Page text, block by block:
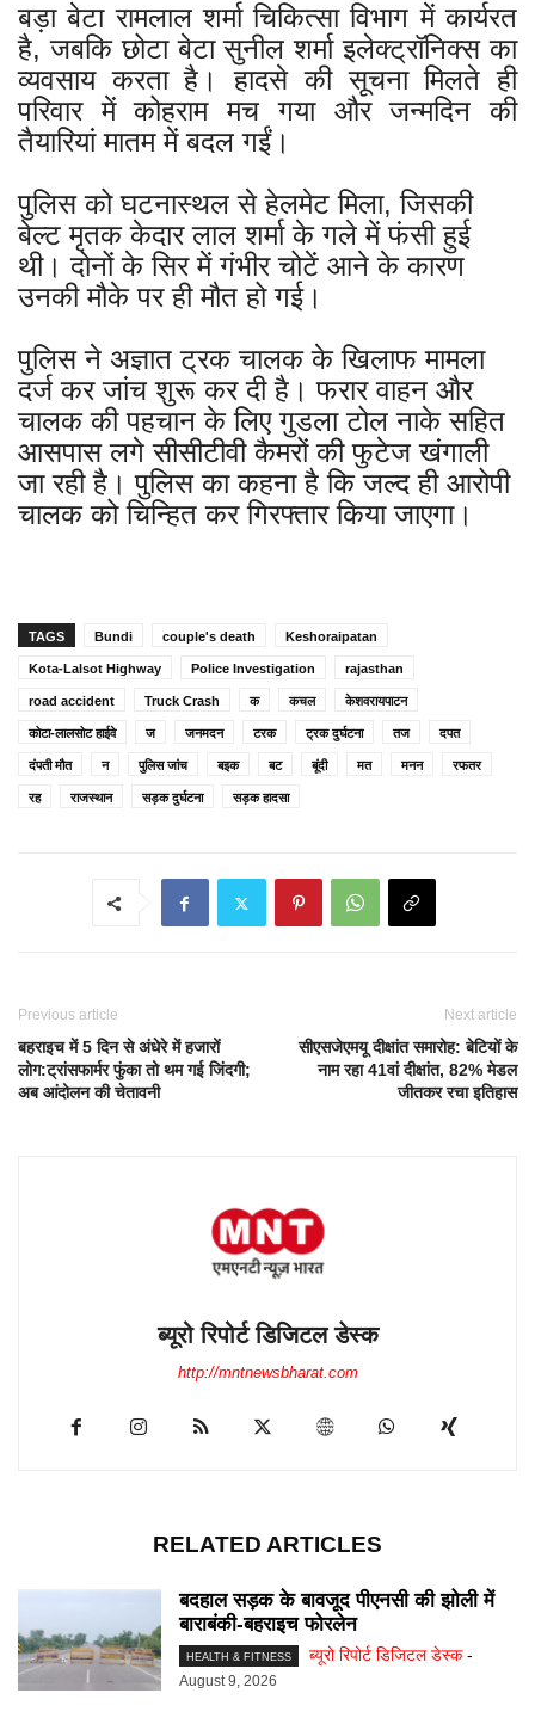
बड़ा बेटा रामलाल शर्मा चिकित्सा विभाग में कार्यरत
है, जबकि छोटा बेटा सुनील शर्मा इलेक्ट्रॉनिक्स का
व्यवसाय करता है। हादसे की सूचना मिलते ही
परिवार में कोहराम मच गया और जन्मदिन की
तैयारियां मातम में बदल गईं।
पुलिस को घटनास्थल से हेलमेट मिला, जिसकी
बेल्ट मृतक केदार लाल शर्मा के गले में फंसी हुई
थी। दोनों के सिर में गंभीर चोटें आने के कारण
उनकी मौके पर ही मौत हो गई।
पुलिस ने अज्ञात ट्रक चालक के खिलाफ मामला
दर्ज कर जांच शुरू कर दी है। फरार वाहन और
चालक की पहचान के लिए गुडला टोल नाके सहित
आसपास लगे सीसीटीवी कैमरों की फुटेज खंगाली
जा रही है। पुलिस का कहना है कि जल्द ही आरोपी
चालक को चिन्हित कर गिरफ्तार किया जाएगा।
TAGS Bundi couple's death Keshoraipatan
Kota-Lalsot Highway Police Investigation rajasthan
road accident Truck Crash क कचल केशवरायपाटन
कोटा-लालसोट हाईवे ज जनमदन टरक ट्रक दुर्घटना तज दपत
दंपती मौत न पुलिस जांच बइक बट बूंदी मत मनन रफतर
रह राजस्‍थान सड़क दुर्घटना सड़क हादसा
Previous article
बहराइच में 5 दिन से अंधेरे में हजारों
लोग:ट्रांसफार्मर फुंका तो थम गई जिंदगी;
अब आंदोलन की चेतावनी
Next article
सीएसजेएमयू दीक्षांत समारोह: बेटियों के
नाम रहा 41वां दीक्षांत, 82% मेडल
जीतकर रचा इतिहास
ब्यूरो रिपोर्ट डिजिटल डेस्क
http://mntnewsbharat.com
RELATED ARTICLES
बदहाल सड़क के बावजूद पीएनसी की झोली में
बाराबंकी-बहराइच फोरलेन
HEALTH & FITNESS ब्यूरो रिपोर्ट डिजिटल डेस्क -
August 9, 2026